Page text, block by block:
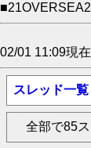
02/01 11:09現在
スレッド一覧
全部で85ス